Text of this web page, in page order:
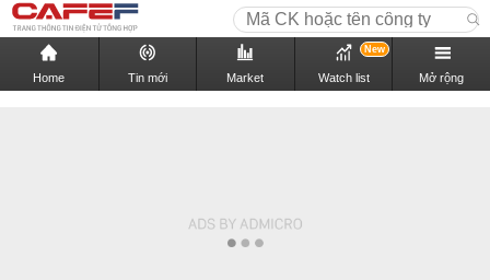
Home Tin mới Market Watch list
New
Mở rộng